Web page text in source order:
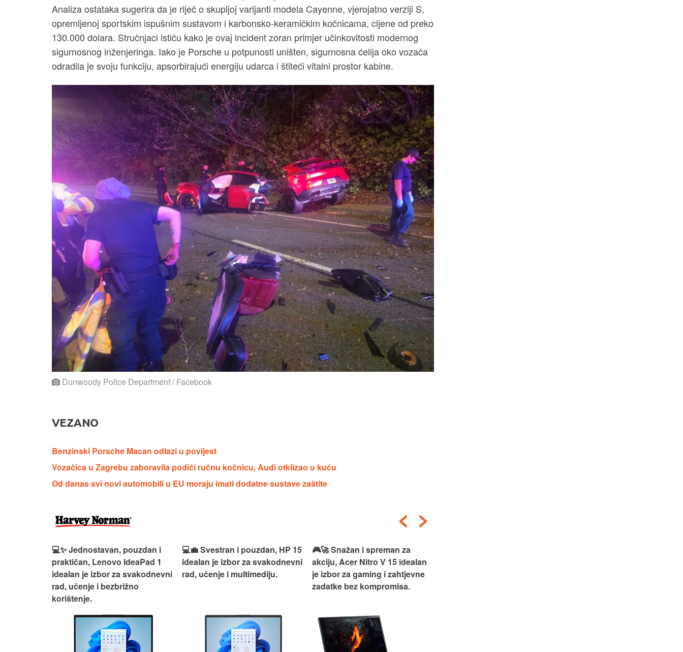
Analiza ostataka sugerira da je riječ o skupljoj varijanti modela Cayenne, vjerojatno verziji S,
opremljenoj sportskim ispušnim sustavom i karbonsko-keramičkim kočnicama, cijene od preko
130.000 dolara. Stručnjaci ističu kako je ovaj incident zoran primjer učinkovitosti modernog
sigurnosnog inženjeringa. Iako je Porsche u potpunosti uništen, sigurnosna ćelija oko vozača
odradila je svoju funkciju, apsorbirajući energiju udarca i štiteći vitalni prostor kabine.
Dunwoody Police Department / Facebook
VEZANO
Benzinski Porsche Macan odlazi u povijest
Vozačica u Zagrebu zaboravila podići ručnu kočnicu, Audi otklizao u kuću
Od danas svi novi automobili u EU moraju imati dodatne sustave zaštite
💻✨ Jednostavan, pouzdan i
praktičan, Lenovo IdeaPad 1
idealan je izbor za svakodnevni
rad, učenje i bezbrižno
korištenje.
💻💼 Svestran i pouzdan, HP 15
idealan je izbor za svakodnevni
rad, učenje i multimediju.
🎮🚀 Snažan i spreman za
akciju, Acer Nitro V 15 idealan
je izbor za gaming i zahtjevne
zadatke bez kompromisa.